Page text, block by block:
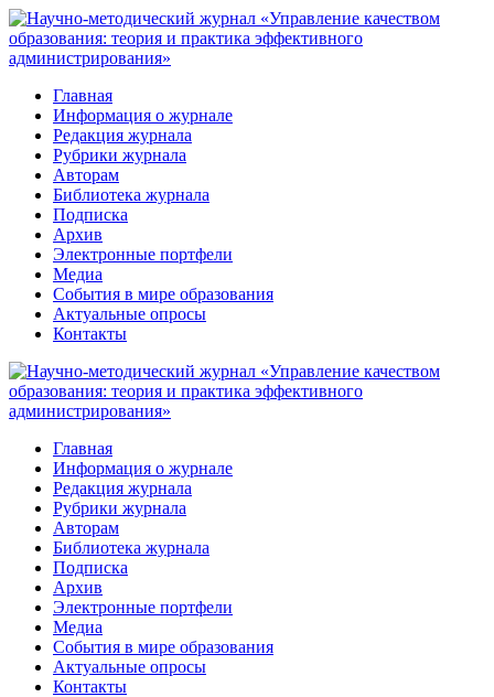
Перейти
к
контенту
Главная
Информация о журнале
Редакция журнала
Рубрики журнала
Авторам
Библиотека журнала
Подписка
Архив
Электронные портфели
Медиа
События в мире образования
Актуальные опросы
Контакты
Главная
Информация о журнале
Редакция журнала
Рубрики журнала
Авторам
Библиотека журнала
Подписка
Архив
Электронные портфели
Медиа
События в мире образования
Актуальные опросы
Контакты